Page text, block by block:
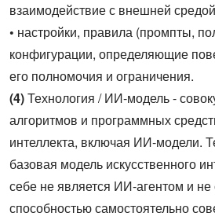
взаимодействие с внешней
• настройки, правила (промпты,
конфигурации, определяющие
его полномочия и ограничения.
(4)Технология / ИИ-модель -
алгоритмов и программных
интеллекта, включая ИИ-модели.
базовая модель искусственного
себе не является ИИ‑агентом и не
способностью самостоятельно